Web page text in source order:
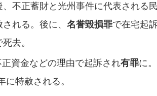
正蓄財と光州事件に代表される民
れる。後に、 名誉毀損罪で在宅起
去。
資金などの理由で起訴され有罪に。
特赦される。